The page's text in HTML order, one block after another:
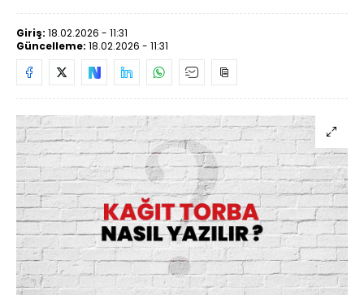
Giriş: 18.02.2026 - 11:31
Güncelleme: 18.02.2026 - 11:31